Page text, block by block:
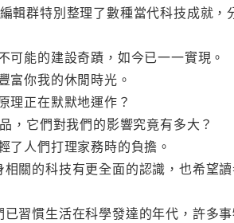
特別整理了數種當代科技成就，
能的建設奇蹟，如今已一一實現。
富你我的休閒時光。
理正在默默地運作？
，它們對我們的影響究竟有多大？
人們打理家務時的負擔。
的科技有更全面的認識，也希望
慣生活在科學發達的年代，許多